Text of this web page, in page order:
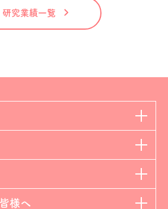
研究業績一覧
様へ